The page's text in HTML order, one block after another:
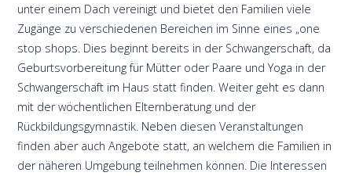
unter einem Dach vereinigt und bietet den Familien viele
Zugänge zu verschiedenen Bereichen im Sinne eines „one
stop shops. Dies beginnt bereits in der Schwangerschaft, da
Geburtsvorbereitung für Mütter oder Paare und Yoga in der
Schwangerschaft im Haus statt finden. Weiter geht es dann
mit der wöchentlichen Elternberatung und der
Rückbildungsgymnastik. Neben diesen Veranstaltungen
finden aber auch Angebote statt, an welchem die Familien in
der näheren Umgebung teilnehmen können. Die Interessen